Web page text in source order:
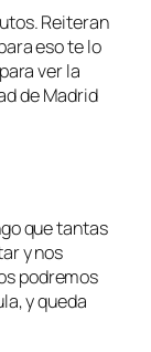
Reiteran
eso te lo
ver la
de Madrid
que tantas
y nos
podremos
y queda